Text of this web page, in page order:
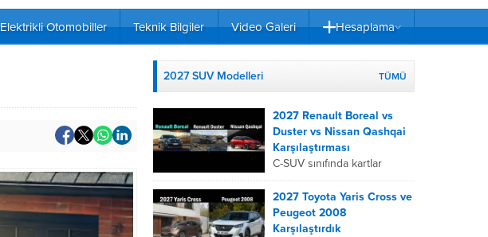
Elektrikli Otomobiller Teknik Bilgiler Video Galeri Hesaplama
2027 SUV Modelleri TÜMÜ
2027 Renault Boreal vs
Duster vs Nissan Qashqai
Karşılaştırması
C-SUV sınıfında kartlar
yeniden dağıtıldı. 2027
Renault Boreal, Renault
Duster ve Nissan Qashqai;
her biri farklı bir sürüş
2027 Toyota Yaris Cross ve
Peugeot 2008
Karşılaştırdık